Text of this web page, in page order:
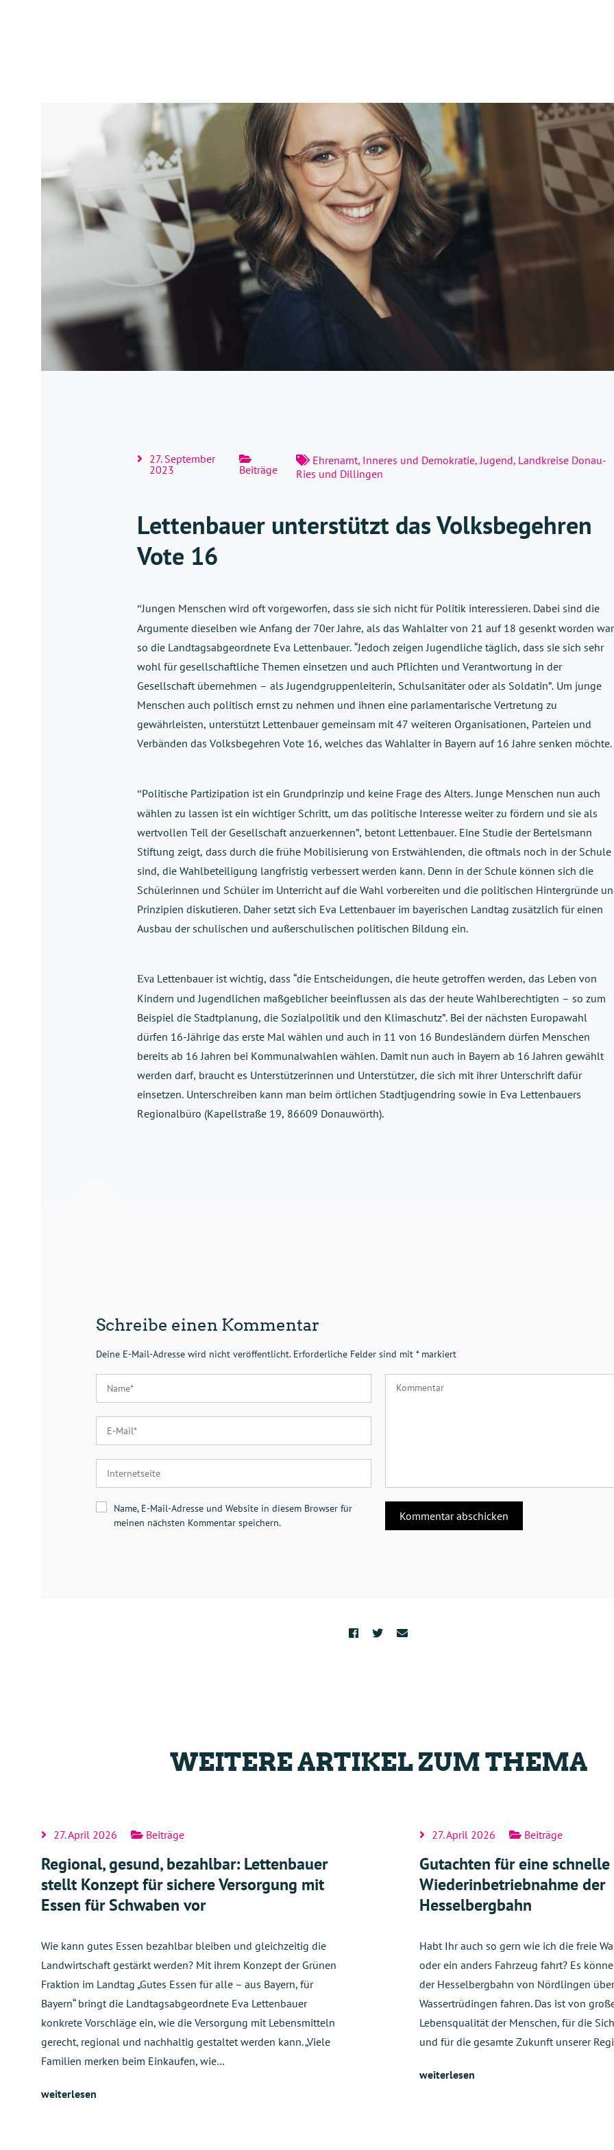
27. September
2023
Beiträge
Ehrenamt, Inneres und Demokratie,Jugend, Landkreise Donau-
Ries und Dillingen
Lettenbauer unterstützt das Volksbegehren
Vote 16
“Jungen Menschen wird oft vorgeworfen, dass sie sich nicht für Politik interessieren. Dabei sind die
Argumente dieselben wie Anfang der 70er Jahre, als das Wahlalter von 21 auf 18 gesenkt worden
so die Landtagsabgeordnete Eva Lettenbauer. “Jedoch zeigen Jugendliche täglich, dass sie sich sehr
wohl für gesellschaftliche Themen einsetzen und auch Pflichten und Verantwortung in der
Gesellschaft übernehmen – als Jugendgruppenleiterin, Schulsanitäter oder als Soldatin”. Um junge
Menschen auch politisch ernst zu nehmen und ihnen eine parlamentarische Vertretung zu
gewährleisten, unterstützt Lettenbauer gemeinsam mit 47 weiteren Organisationen, Parteien und
Verbänden das Volksbegehren Vote 16, welches das Wahlalter in Bayern auf 16 Jahre senken möchte.
“Politische Partizipation ist ein Grundprinzip und keine Frage des Alters. Junge Menschen nun auch
wählen zu lassen ist ein wichtiger Schritt, um das politische Interesse weiter zu fördern und sie als
wertvollen Teil der Gesellschaft anzuerkennen”, betont Lettenbauer. Eine Studie der Bertelsmann
Stiftung zeigt, dass durch die frühe Mobilisierung von Erstwählenden, die oftmals noch in der Schule
sind, die Wahlbeteiligung langfristig verbessert werden kann. Denn in der Schule können sich die
Schülerinnen und Schüler im Unterricht auf die Wahl vorbereiten und die politischen Hintergründe
Prinzipien diskutieren. Daher setzt sich Eva Lettenbauer im bayerischen Landtag zusätzlich für einen
Ausbau der schulischen und außerschulischen politischen Bildung ein.
Eva Lettenbauer ist wichtig, dass “die Entscheidungen, die heute getroffen werden, das Leben von
Kindern und Jugendlichen maßgeblicher beeinflussen als das der heute Wahlberechtigten – so zum
Beispiel die Stadtplanung, die Sozialpolitik und den Klimaschutz”. Bei der nächsten Europawahl
dürfen 16-Jährige das erste Mal wählen und auch in 11 von 16 Bundesländern dürfen Menschen
bereits ab 16 Jahren bei Kommunalwahlen wählen. Damit nun auch in Bayern ab 16 Jahren gewählt
werden darf, braucht es Unterstützerinnen und Unterstützer, die sich mit ihrer Unterschrift dafür
einsetzen. Unterschreiben kann man beim örtlichen Stadtjugendring sowie in Eva Lettenbauers
Regionalbüro (Kapellstraße 19, 86609 Donauwörth).
Schreibe einen Kommentar
Deine E-Mail-Adresse wird nicht veröffentlicht. Erforderliche Felder sind mit *markiert
Name, E-Mail-Adresse und Website in diesem Browser für
meinen nächsten Kommentar speichern.
WEITERE ARTIKEL ZUM THEMA
27. April 2026 Beiträge
Regional, gesund, bezahlbar: Lettenbauer
stellt Konzept für sichere Versorgung mit
Essen für Schwaben vor
Wie kann gutes Essen bezahlbar bleiben und gleichzeitig die
Landwirtschaft gestärkt werden? Mit ihrem Konzept der Grünen
Fraktion im Landtag „Gutes Essen für alle – aus Bayern, für
Bayern“ bringt die Landtagsabgeordnete Eva Lettenbauer
konkrete Vorschläge ein, wie die Versorgung mit Lebensmitteln
gerecht, regional und nachhaltig gestaltet werden kann. „Viele
Familien merken beim Einkaufen, wie…
weiterlesen
27. April 2026 Beiträge
Gutachten für eine schnelle
Wiederinbetriebnahme der
Hesselbergbahn
Habt Ihr auch so gern wie ich die freie
oder ein anders Fahrzeug fahrt? Es
der Hesselbergbahn von Nördlingen
Wassertrüdingen fahren. Das ist von
Lebensqualität der Menschen, für die
und für die gesamte Zukunft unserer
weiterlesen